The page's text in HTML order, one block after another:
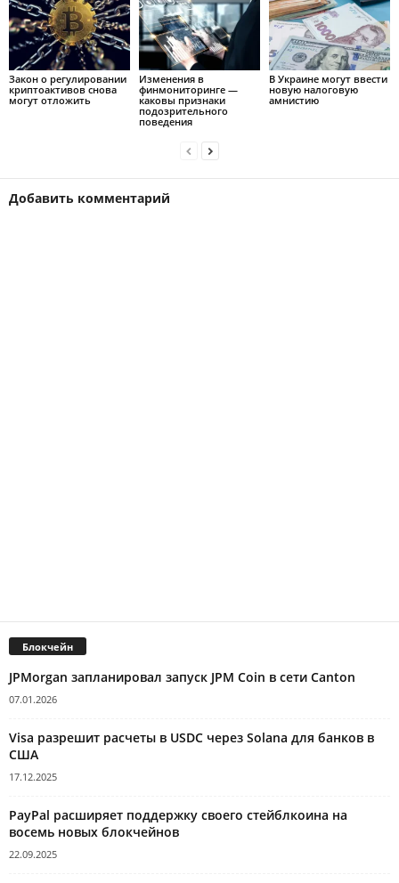
Закон о регулировании
криптоактивов снова
могут отложить
Изменения в
финмониторинге —
каковы признаки
подозрительного
поведения
В Украине могут ввести
новую налоговую
амнистию
Добавить комментарий
Блокчейн
JPMorgan запланировал запуск JPM Coin в сети Canton
07.01.2026
Visa разрешит расчеты в USDC через Solana для банков в
США
17.12.2025
PayPal расширяет поддержку своего стейблкоина на
восемь новых блокчейнов
22.09.2025